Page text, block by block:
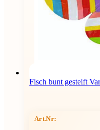
Fisch bunt gesteift
Art.Nr: